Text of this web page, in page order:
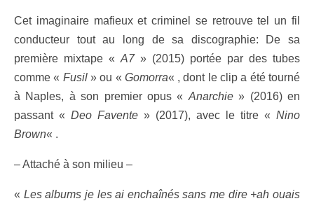
Cet imaginaire mafieux et criminel se retrouve tel un fil
conducteur tout au long de sa discographie: De sa
première mixtape « A7» (2015) portée par des tubes
comme « Fusil» ou « Gomorra« , dont le clip a été tourné
à Naples, à son premier opus « Anarchie» (2016) en
passant « Deo Favente » (2017), avec le titre « Nino
Brown« .
– Attaché à son milieu –
« Les albums je les ai enchaînés sans me dire +ah ouais